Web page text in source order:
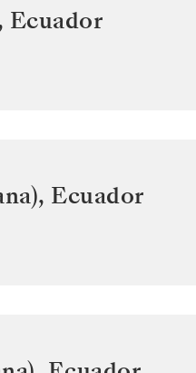
Ecuador
, Ecuador